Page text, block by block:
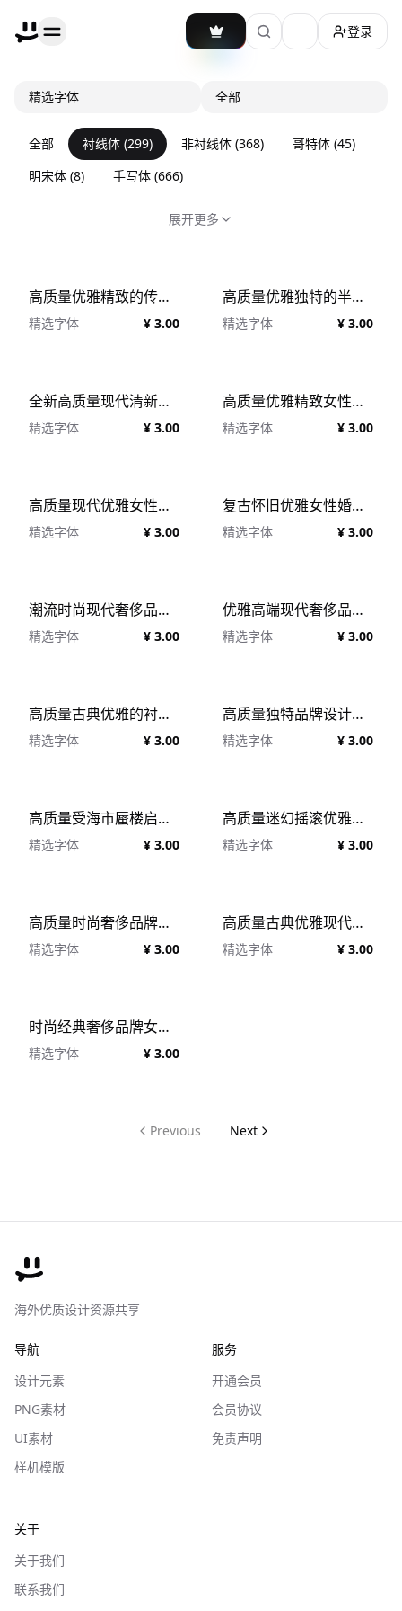
加载主题切换
登录
精选字体 全部
全部 衬线体 (299) 非衬线体 (368) 哥特体 (45)
明宋体 (8) 手写体 (666)
展开更多
高质量优雅精致的传统时尚品牌杂志设计排版英文衬线字体 Outlook Font Duo
精选字体 ¥ 3.00
高质量优雅独特的半侧衬线时尚杂志排版包装海报设计英文字体 AMOVAND
精选字体 ¥ 3.00
全新高质量现代清新优雅品牌女性婚礼杂志排版设计英文衬线字体 Wagon Display
精选字体 ¥ 3.00
高质量优雅精致女性化妆品牌婚礼海报杂志排版英文字体 MYROGE Elegant Stylish Serif
精选字体 ¥ 3.00
高质量现代优雅女性婚礼杂志海报排版设计英文字体素材 Darina Elegant Serif font
精选字体 ¥ 3.00
复古怀旧优雅女性婚礼杂志海报排版设计衬线英文字体素材 George Coast Nostalgic Font
精选字体 ¥ 3.00
潮流时尚现代奢侈品女性婚礼杂志海报设计衬线英文字体 ORUGUITAS - Modern Serif Font
精选字体 ¥ 3.00
优雅高端现代奢侈品品牌女性婚礼设计英文衬线字体 Monrovia - Modern Serif Font
精选字体 ¥ 3.00
高质量古典优雅的衬线传统几何结构英文字体 VJ Type - Traviata
精选字体 ¥ 3.00
高质量独特品牌设计海报杂志排版英文字体 VJ Type - Cako
精选字体 ¥ 3.00
高质量受海市蜃楼启发的海报杂志排版女性品牌设计英文字体 FataMorgana Display Font
精选字体 ¥ 3.00
高质量迷幻摇滚优雅女性婚礼品牌杂志排版英文装饰字体 VJ Type - Love
精选字体 ¥ 3.00
高质量时尚奢侈品牌海报杂志排版英文衬线字体 VJ Type - Canopee
精选字体 ¥ 3.00
高质量古典优雅现代时尚奢侈品牌女性婚礼杂志排版英文字体 Yipes Display Typeface
精选字体 ¥ 3.00
时尚经典奢侈品牌女性婚礼杂志海报设计几何衬线英文字体 New Gerbil
精选字体 ¥ 3.00
Previous Next
海外优质设计资源共享
导航
设计元素
PNG素材
UI素材
样机模版
服务
开通会员
会员协议
免责声明
关于
关于我们
联系我们